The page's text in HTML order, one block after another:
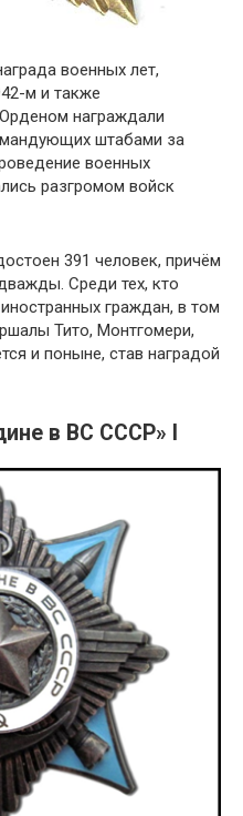
военных лет,
м и также
награждали
штабами за
военных
разгромом войск
391 человек, причём
Среди тех, кто
граждан, в том
Тито, Монтгомери,
и поныне, став наградой
в ВС СССР» I